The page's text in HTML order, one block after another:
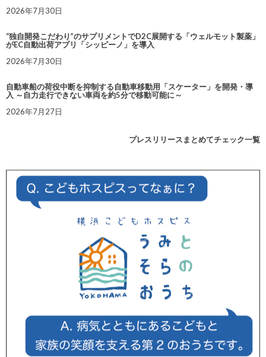
2026年7月30日
“独自開発こだわり”のサプリメントでD2C展開する「ウェルモット製薬」
がEC自動出荷アプリ「シッピーノ」を導入
2026年7月30日
自動車船の荷役中断を抑制する自動車移動用「スケーター」を開発・導
入 ～自力走行できない車両を約5分で移動可能に～
2026年7月27日
プレスリリースまとめてチェック一覧